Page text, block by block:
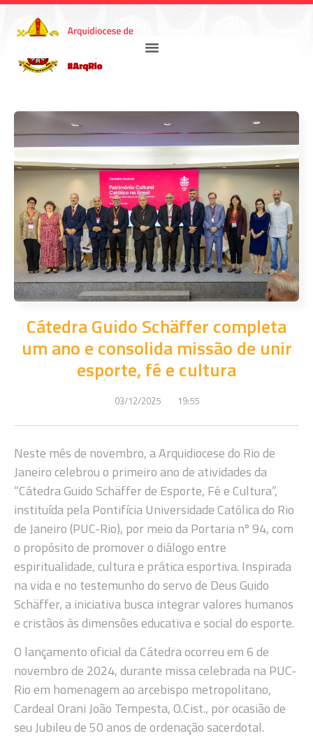
Cátedra Guido Schäffer completa
um ano e consolida missão de unir
esporte, fé e cultura
03/12/2025 19:55
Neste mês de novembro, a Arquidiocese do Rio de
Janeiro celebrou o primeiro ano de atividades da
“Cátedra Guido Schäffer de Esporte, Fé e Cultura”,
instituída pela Pontifícia Universidade Católica do Rio
de Janeiro (PUC-Rio), por meio da Portaria nº 94, com
o propósito de promover o diálogo entre
espiritualidade, cultura e prática esportiva. Inspirada
na vida e no testemunho do servo de Deus Guido
Schäffer, a iniciativa busca integrar valores humanos
e cristãos às dimensões educativa e social do esporte.
O lançamento oficial da Cátedra ocorreu em 6 de
novembro de 2024, durante missa celebrada na PUC-
Rio em homenagem ao arcebispo metropolitano,
Cardeal Orani João Tempesta, O.Cist., por ocasião de
seu Jubileu de 50 anos de ordenação sacerdotal.